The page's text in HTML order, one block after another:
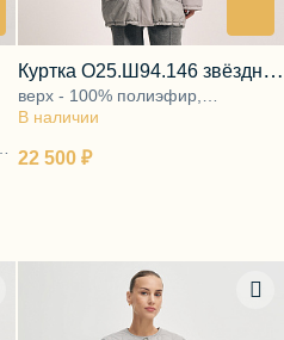
22 500 ₽
В наличии
Куртка О25.Ш94.146 звёздная
пыль
верх - 100% полиэфир,
подкладка - 48% вискоза, 52%
полиэфир